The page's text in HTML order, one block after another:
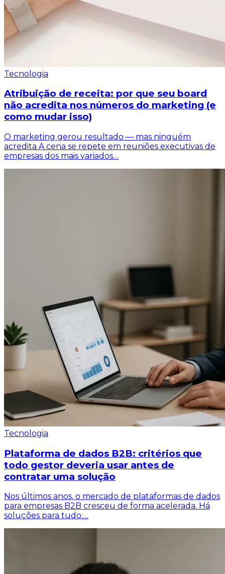
Tecnologia
Atribuição de receita: por que seu board
não acredita nos números do marketing (e
como mudar isso)
O marketing gerou resultado — mas ninguém
acredita A cena se repete em reuniões executivas de
empresas dos mais variados…
Tecnologia
Plataforma de dados B2B: critérios que
todo gestor deveria usar antes de
contratar uma solução
Nos últimos anos, o mercado de plataformas de dados
para empresas B2B cresceu de forma acelerada. Há
soluções para tudo:…